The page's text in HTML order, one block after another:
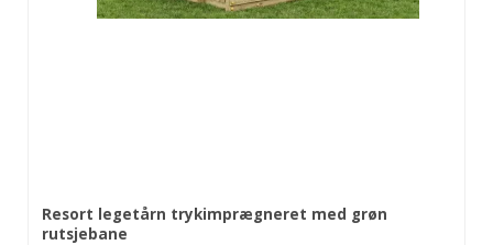
Resort legetårn trykimprægneret med grøn
rutsjebane